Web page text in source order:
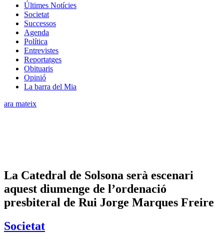
Últimes Notícies
Societat
Successos
Agenda
Política
Entrevistes
Reportatges
Obituaris
Opinió
La barra del Mia
ara mateix
La Catedral de Solsona serà escenari
aquest diumenge de l’ordenació
presbiteral de Rui Jorge Marques Freire
Societat